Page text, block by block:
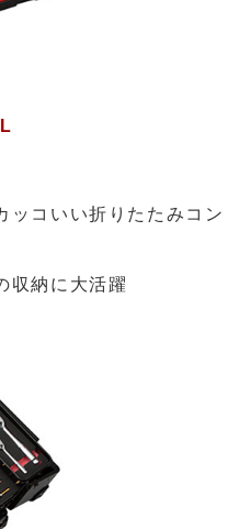
ッコいい折りたたみコン
収納に大活躍